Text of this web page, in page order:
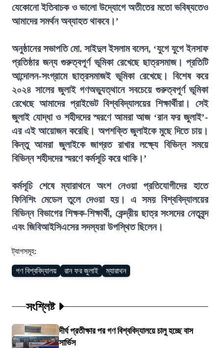
যেকোনো ইতিবাচক ও ভালো উদ্যোগে অতীতের মতো ভবিষ্যতেও
আমাদের সমর্থন অব্যাহত থাকবে।’
অনুষ্ঠানের সভাপতি মো. সাইদুল ইসলাম বলেন, ‘যুগে যুগে ইনসাফ
প্রতিষ্ঠার জন্য গুরুত্বপূর্ণ ভূমিকা রেখেছে ছাত্রসমাজ। প্রতিটি
আন্দোলন-সংগ্রামে ছাত্রসমাজই ভূমিকা রেখেছে। বিশেষ করে
২০২৪ সালের জুলাই গণঅভ্যুত্থানে সবচেয়ে গুরুত্বপূর্ণ ভূমিকা
রেখেছে আমাদের প্রাইভেট বিশ্ববিদ্যালয়ের শিক্ষার্থীরা। সেই
জুলাই যোদ্ধা ও শহীদদের স্মরণে আমরা আজ ‘রান ফর জুলাই’-
এর এই আয়োজন করেছি। অপশক্তি জুলাইকে মুছে দিতে চায়।
কিন্তু আমরা জুলাইকে জাগ্রত রাখার লক্ষ্যে বিভিন্ন সময়ে
বিভিন্ন শহীদদের স্মরণে কর্মসূচি করে থাকি।’
কর্মসূচি শেষে ম্যারাথনে অংশ নেওয়া প্রতিযোগীদের হাতে
ফিনিশিং মেডেল তুলে দেওয়া হয়। এ সময় বিশ্ববিদ্যালয়ের
বিভিন্ন বিভাগের শিক্ষক-শিক্ষার্থী, কেন্দ্রীয় ছাত্র সংসদের নেতৃবৃন্দ
এবং জিবিআইসিএসের সদস্যরা উপস্থিত ছিলেন।
ট্যাগসমূহ:
গণ বিশ্ববিদ্যালয় রান ফর জুলাই ম্যারাথন
সংশ্লিষ্ট
দীর্ঘ প্রতীক্ষার পর গণ বিশ্ববিদ্যালয়ে চালু হচ্ছে বাস
সার্ভিস